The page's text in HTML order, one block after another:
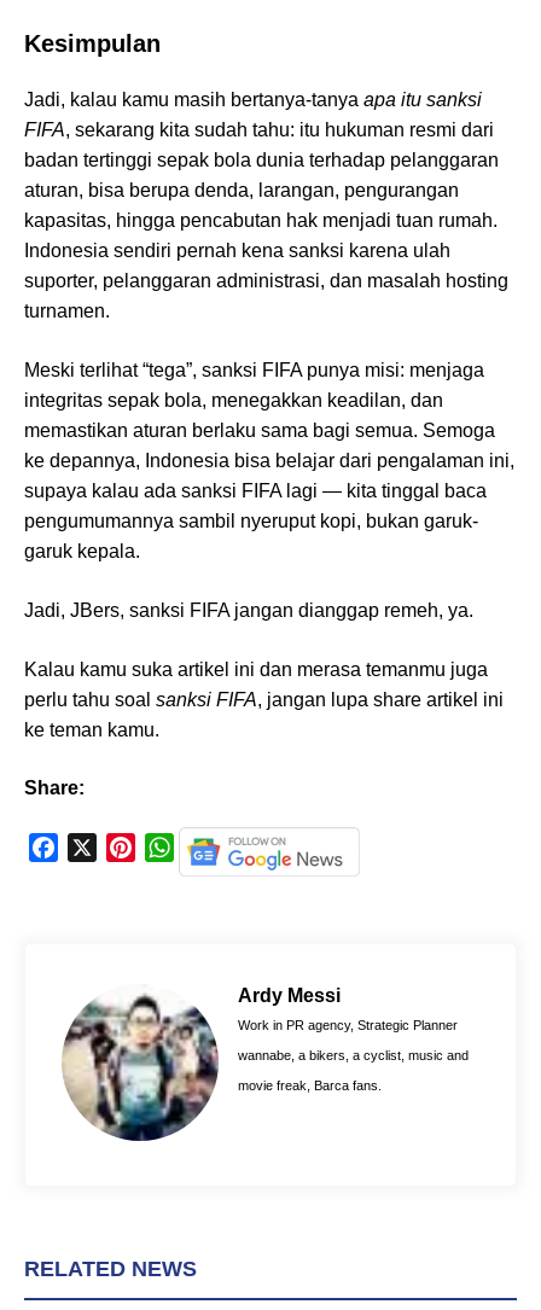
Kesimpulan
Jadi, kalau kamu masih bertanya-tanya apa itu sanksi
FIFA, sekarang kita sudah tahu: itu hukuman resmi dari
badan tertinggi sepak bola dunia terhadap pelanggaran
aturan, bisa berupa denda, larangan, pengurangan
kapasitas, hingga pencabutan hak menjadi tuan rumah.
Indonesia sendiri pernah kena sanksi karena ulah
suporter, pelanggaran administrasi, dan masalah hosting
turnamen.
Meski terlihat “tega”, sanksi FIFA punya misi: menjaga
integritas sepak bola, menegakkan keadilan, dan
memastikan aturan berlaku sama bagi semua. Semoga
ke depannya, Indonesia bisa belajar dari pengalaman ini,
supaya kalau ada sanksi FIFA lagi — kita tinggal baca
pengumumannya sambil nyeruput kopi, bukan garuk-
garuk kepala.
Jadi, JBers, sanksi FIFA jangan dianggap remeh, ya.
Kalau kamu suka artikel ini dan merasa temanmu juga
perlu tahu soal sanksi FIFA, jangan lupa share artikel ini
ke teman kamu.
Share:
k
r
e
s
W
h
p
p
Ardy Messi
Work in PR agency, Strategic Planner
wannabe, a bikers, a cyclist, music and
movie freak, Barca fans.
RELATED NEWS